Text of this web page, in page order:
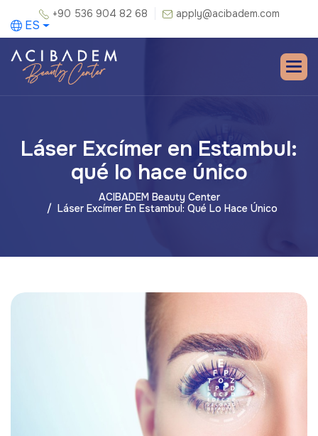
+90 536 904 82 68 apply@acibadem.com
ES
Láser Excímer en Estambul:
qué lo hace único
ACIBADEM Beauty Center
Láser Excímer En Estambul: Qué Lo Hace Único